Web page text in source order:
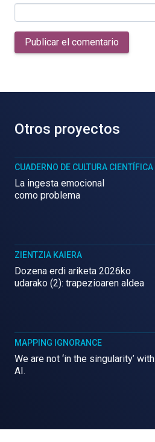
Publicar el comentario
Otros proyectos
CUADERNO DE CULTURA CIENTÍFICA
La ingesta emocional
como problema
ZIENTZIA KAIERA
Dozena erdi ariketa 2026ko
udarako (2): trapezioaren aldea
MAPPING IGNORANCE
We are not ‘in the singularity’ with
AI.